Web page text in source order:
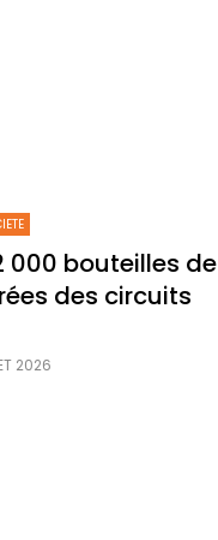
000 bouteilles de
des circuits
2026